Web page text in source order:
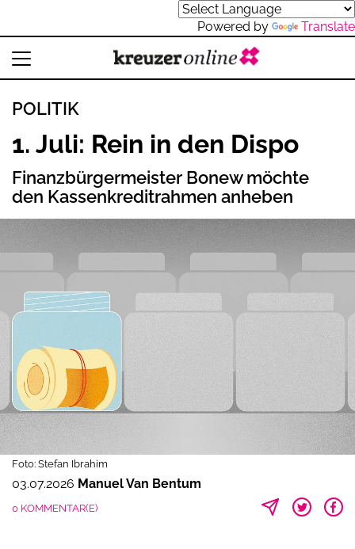
Powered by Translate
POLITIK
1. Juli: Rein in den Dispo
Finanzbürgermeister Bonew möchte
den Kassenkreditrahmen anheben
Foto: Stefan Ibrahim
03.07.2026 Manuel Van Bentum
0 KOMMENTAR(E)